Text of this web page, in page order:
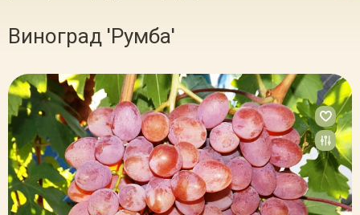
Виноград 'Румба'